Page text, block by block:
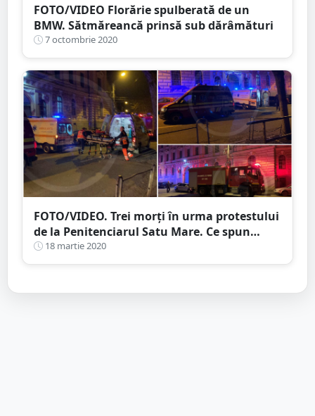
FOTO/VIDEO Florărie spulberată de un
BMW. Sătmăreancă prinsă sub dărâmături
7 octombrie 2020
FOTO/VIDEO. Trei morți în urma protestului
de la Penitenciarul Satu Mare. Ce spun
autoritățile
18 martie 2020